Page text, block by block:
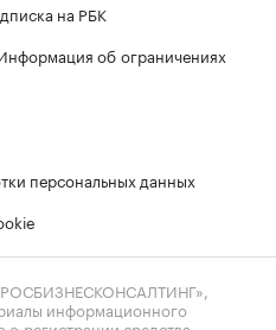
на РБК
об ограничениях
персональных данных
информационного